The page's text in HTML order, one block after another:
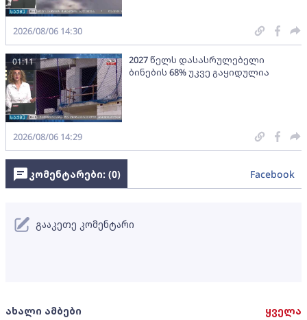
2026/08/06 14:30
2027 წელს დასასრულებელი
ბინების 68% უკვე გაყიდულია
01:11
2026/08/06 14:29
ახალი ამბები ყველა
კომენტარები: (0) Facebook
გააკეთე კომენტარი